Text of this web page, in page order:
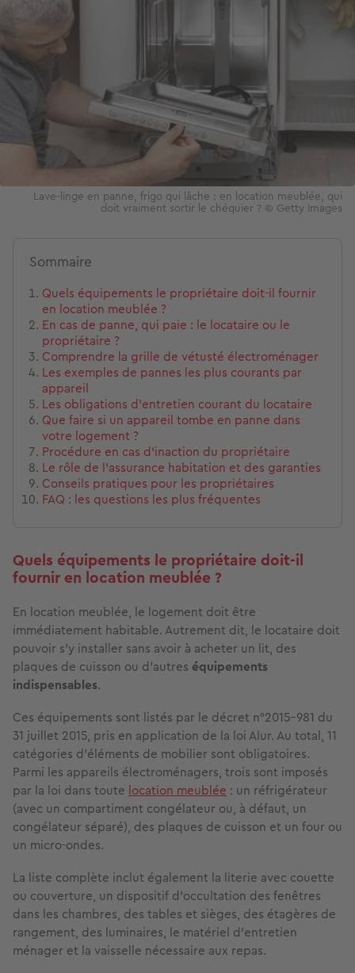
Lave-linge en panne, frigo qui lâche : en location meublée, qui
doit vraiment sortir le chéquier ? © Getty Images
Sommaire
Quels équipements le propriétaire doit-il fournir
en location meublée ?
En cas de panne, qui paie : le locataire ou le
propriétaire ?
Comprendre la grille de vétusté électroménager
Les exemples de pannes les plus courants par
appareil
Les obligations d'entretien courant du locataire
Que faire si un appareil tombe en panne dans
votre logement ?
Procédure en cas d'inaction du propriétaire
Le rôle de l'assurance habitation et des garanties
Conseils pratiques pour les propriétaires
FAQ : les questions les plus fréquentes
Quels équipements le propriétaire doit-il
fournir en location meublée ?
En location meublée, le logement doit être
immédiatement habitable. Autrement dit, le locataire doit
pouvoir s'y installer sans avoir à acheter un lit, des
plaques de cuisson ou d'autres équipements
indispensables.
Ces équipements sont listés par le décret n°2015-981 du
31 juillet 2015, pris en application de la loi Alur. Au total, 11
catégories d'éléments de mobilier sont obligatoires.
Parmi les appareils électroménagers, trois sont imposés
par la loi dans toute location meublée : un réfrigérateur
(avec un compartiment congélateur ou, à défaut, un
congélateur séparé), des plaques de cuisson et un four ou
un micro-ondes.
La liste complète inclut également la literie avec couette
ou couverture, un dispositif d'occultation des fenêtres
dans les chambres, des tables et sièges, des étagères de
rangement, des luminaires, le matériel d'entretien
ménager et la vaisselle nécessaire aux repas.